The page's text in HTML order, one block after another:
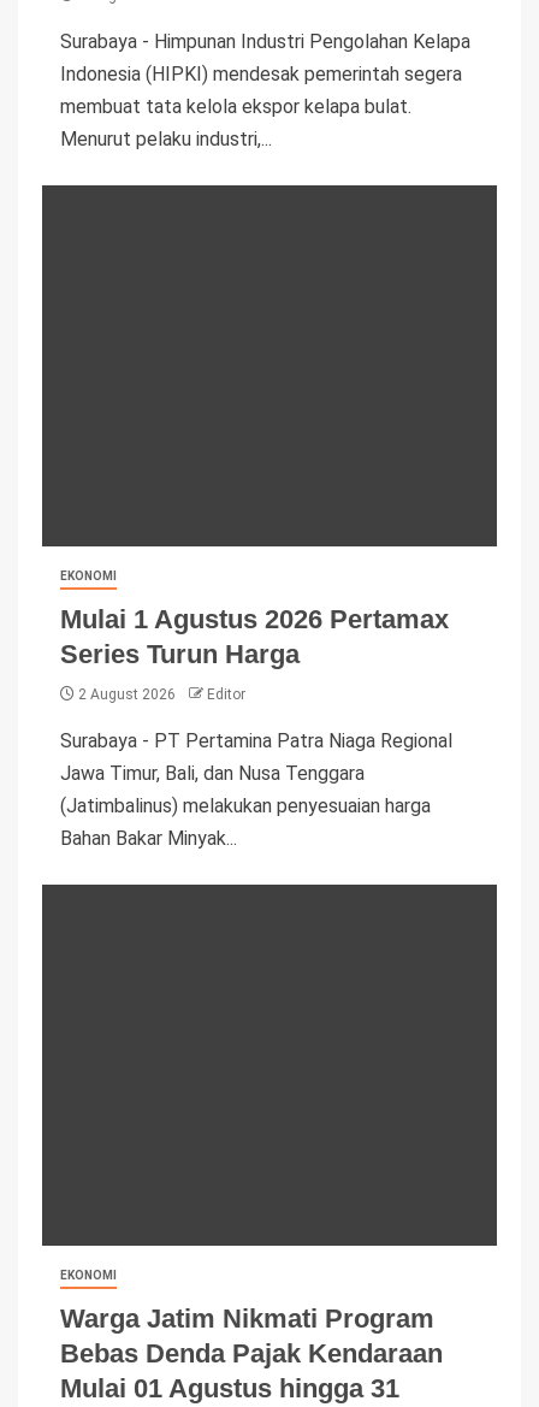
Surabaya - Himpunan Industri Pengolahan Kelapa
Indonesia (HIPKI) mendesak pemerintah segera
membuat tata kelola ekspor kelapa bulat.
Menurut pelaku industri,...
EKONOMI
Mulai 1 Agustus 2026 Pertamax
Series Turun Harga
2 August 2026 Editor
Surabaya - PT Pertamina Patra Niaga Regional
Jawa Timur, Bali, dan Nusa Tenggara
(Jatimbalinus) melakukan penyesuaian harga
Bahan Bakar Minyak...
EKONOMI
Warga Jatim Nikmati Program
Bebas Denda Pajak Kendaraan
Mulai 01 Agustus hingga 31